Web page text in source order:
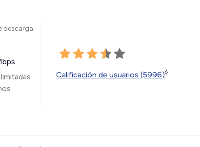
descarga
Calificación de usuarios (5996)◊